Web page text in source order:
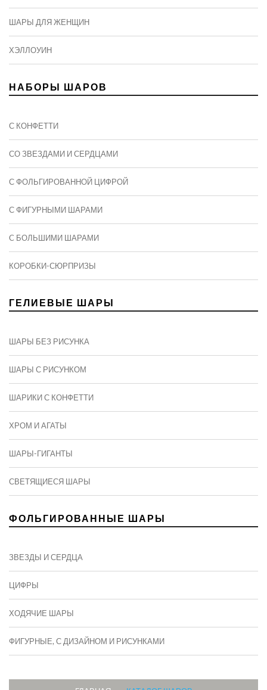
ШАРЫ ДЛЯ ЖЕНЩИН
ХЭЛЛОУИН
НАБОРЫ ШАРОВ
С КОНФЕТТИ
СО ЗВЕЗДАМИ И СЕРДЦАМИ
С ФОЛЬГИРОВАННОЙ ЦИФРОЙ
С ФИГУРНЫМИ ШАРАМИ
C БОЛЬШИМИ ШАРАМИ
КОРОБКИ-СЮРПРИЗЫ
ГЕЛИЕВЫЕ ШАРЫ
ШАРЫ БЕЗ РИСУНКА
ШАРЫ С РИСУНКОМ
ШАРИКИ С КОНФЕТТИ
ХРОМ И АГАТЫ
ШАРЫ-ГИГАНТЫ
СВЕТЯЩИЕСЯ ШАРЫ
ФОЛЬГИРОВАННЫЕ ШАРЫ
ЗВЕЗДЫ И СЕРДЦА
ЦИФРЫ
ХОДЯЧИЕ ШАРЫ
ФИГУРНЫЕ, С ДИЗАЙНОМ И РИСУНКАМИ